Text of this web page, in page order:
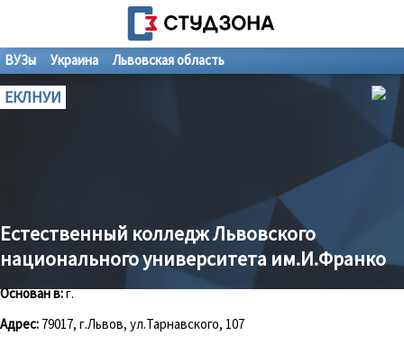
ВУЗы Украина Львовская область
ЕКЛНУИ
Естественный колледж Львовского
национального университета им.И.Франко
Основан в:г.
Адрес: 79017, г.Львов, ул.Тарнавского, 107